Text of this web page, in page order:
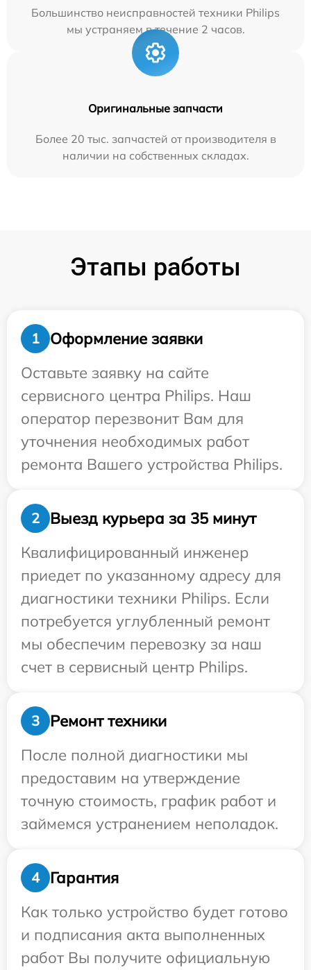
Большинство неисправностей техники Philips
мы устраняем в течение 2 часов.
Оригинальные запчасти
Более 20 тыс. запчастей от производителя в
наличии на собственных складах.
Этапы работы
1
Оформление заявки
Оставьте заявку на сайте
сервисного центра Philips. Наш
оператор перезвонит Вам для
уточнения необходимых работ
ремонта Вашего устройства Philips.
2
Выезд курьера за 35 минут
Квалифицированный инженер
приедет по указанному адресу для
диагностики техники Philips. Если
потребуется углубленный ремонт
мы обеспечим перевозку за наш
счет в сервисный центр Philips.
3
Ремонт техники
После полной диагностики мы
предоставим на утверждение
точную стоимость, график работ и
займемся устранением неполадок.
4
Гарантия
Как только устройство будет готово
и подписания акта выполненных
работ Вы получите официальную